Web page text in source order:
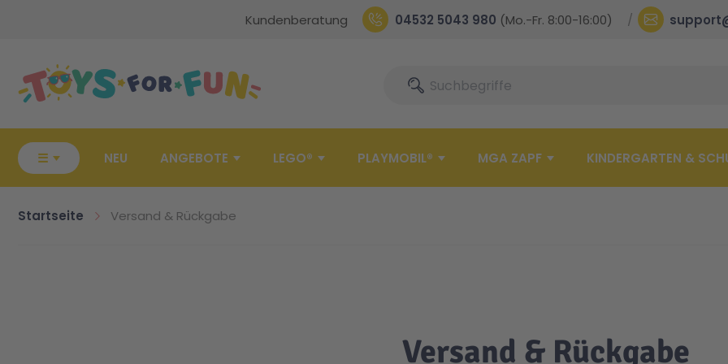
Kundenberatung 04532 5043 980 (Mo.-Fr. 8:00-16:00)
SucheSuche
☰ NEU ANGEBOTE LEGO® PLAYMOBIL® MGA ZAPF KINDERGARTEN &
Startseite Versand & Rückgabe
Versand & Rückgabe